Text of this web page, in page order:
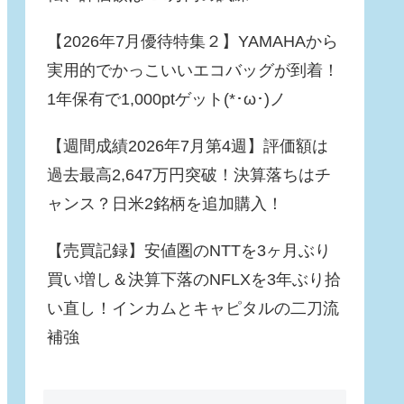
【2026年7月優待特集２】YAMAHAから
実用的でかっこいいエコバッグが到着！
1年保有で1,000ptゲット(*･ω･)ノ
【週間成績2026年7月第4週】評価額は
過去最高2,647万円突破！決算落ちはチ
ャンス？日米2銘柄を追加購入！
【売買記録】安値圏のNTTを3ヶ月ぶり
買い増し＆決算下落のNFLXを3年ぶり拾
い直し！インカムとキャピタルの二刀流
補強